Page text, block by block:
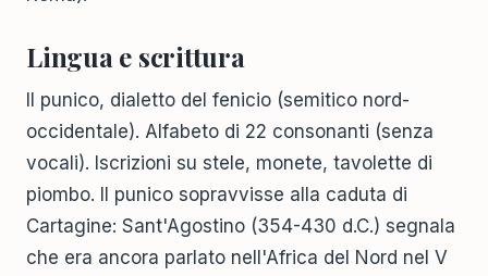
Lingua e scrittura
Il punico, dialetto del fenicio (semitico nord-
occidentale). Alfabeto di 22 consonanti (senza
vocali). Iscrizioni su stele, monete, tavolette di
piombo. Il punico sopravvisse alla caduta di
Cartagine: Sant'Agostino (354-430 d.C.) segnala
che era ancora parlato nell'Africa del Nord nel V